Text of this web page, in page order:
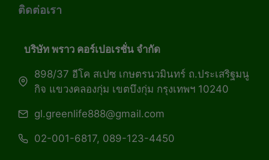
ติดต่อเรา
บริษัท พราว คอร์เปอเรชั่น จำกัด
898/37 อีโค สเปซ เกษตรนวมินทร์ ถ.ประเสริฐมนู
กิจ แขวงคลองกุ่ม เขตบึงกุ่ม กรุงเทพฯ 10240
gl.greenlife888@gmail.com
02-001-6817, 089-123-4450